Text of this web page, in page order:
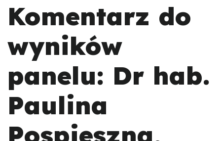
Komentarz do
wyników
panelu: Dr hab.
Paulina